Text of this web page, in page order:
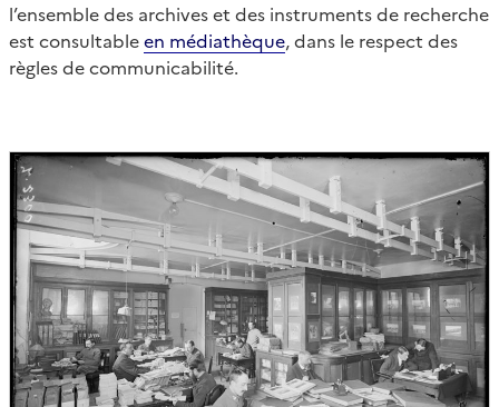
l’ensemble des archives et des instruments de recherche
est consultableen médiathèque, dans le respect des
règles de communicabilité.